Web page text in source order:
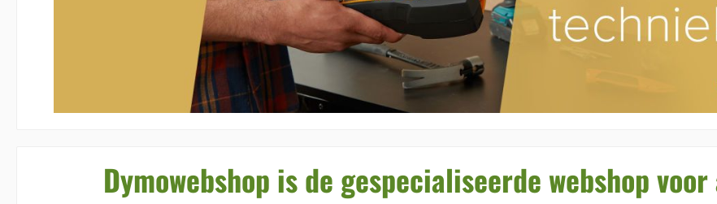
Dymowebshop is de gespecialiseerde webshop